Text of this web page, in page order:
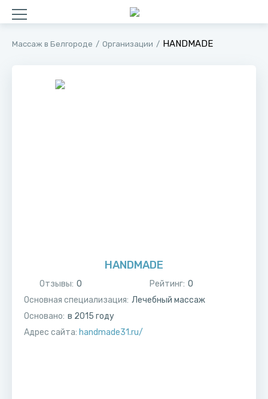
Массаж в Белгороде Организации HANDMADE
HANDMADE
Отзывы: 0 Рейтинг: 0
Основная специализация: Лечебный массаж
Основано: в 2015 году
Адрес сайта: handmade31.ru/